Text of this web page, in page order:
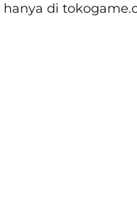
hanya di